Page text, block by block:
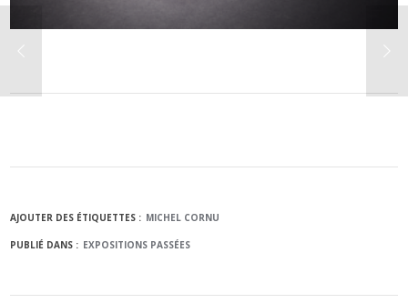
AJOUTER DES ÉTIQUETTES : MICHEL CORNU
PUBLIÉ DANS : EXPOSITIONS PASSÉES